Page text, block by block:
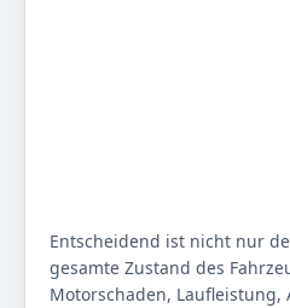
Entscheidend ist nicht nur
gesamte Zustand des
Motorschaden, Laufleistung,